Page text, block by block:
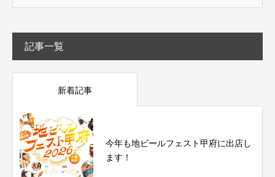
記事一覧
新着記事
今年も地ビールフェスト甲府に出店し
ます！